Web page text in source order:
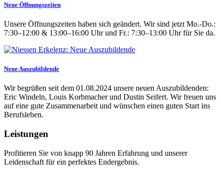
Neue Öffnungszeiten
Unsere Öffnungszeiten haben sich geändert. Wir sind jetzt Mo.-Do.:
7:30–12:00 & 13:00–16:00 Uhr und Fr.: 7:30–13:00 Uhr für Sie da.
Neue Auszubildende
Wir begrüßen seit dem 01.08.2024 unsere neuen Auszubildenden:
Eric Windeln, Louis Korbmacher und Dustin Seifert. Wir freuen uns
auf eine gute Zusammenarbeit und wünschen einen guten Start ins
Berufsleben.
Leistungen
Profitieren Sie von knapp 90 Jahren Erfahrung und unserer
Leidenschaft für ein perfektes Endergebnis.